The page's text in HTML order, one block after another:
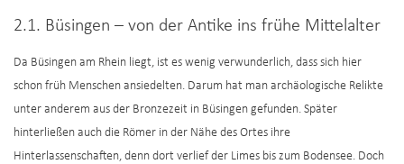
2.1. Büsingen – von der Antike ins frühe Mittelalter
Da Büsingen am Rhein liegt, ist es wenig verwunderlich, dass sich hier
schon früh Menschen ansiedelten. Darum hat man archäologische Relikte
unter anderem aus der Bronzezeit in Büsingen gefunden. Später
hinterließen auch die Römer in der Nähe des Ortes ihre
Hinterlassenschaften, denn dort verlief der Limes bis zum Bodensee. Doch